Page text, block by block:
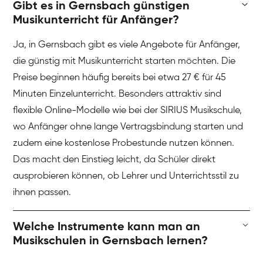
Gibt es in Gernsbach günstigen
Musikunterricht für Anfänger?
Ja, in Gernsbach gibt es viele Angebote für Anfänger,
die günstig mit Musikunterricht starten möchten. Die
Preise beginnen häufig bereits bei etwa 27 € für 45
Minuten Einzelunterricht. Besonders attraktiv sind
flexible Online-Modelle wie bei der SIRIUS Musikschule,
wo Anfänger ohne lange Vertragsbindung starten und
zudem eine kostenlose Probestunde nutzen können.
Das macht den Einstieg leicht, da Schüler direkt
ausprobieren können, ob Lehrer und Unterrichtsstil zu
ihnen passen.
Welche Instrumente kann man an
Musikschulen in Gernsbach lernen?